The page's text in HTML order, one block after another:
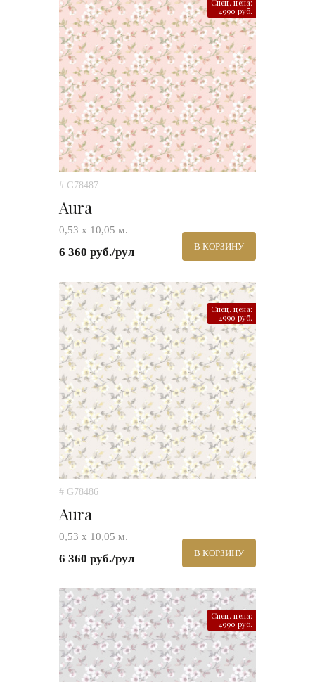
Спец. цена:
4990 руб.
# G78487
Aura
0,53 х 10,05 м.
6 360 руб./рул В КОРЗИНУ
Спец. цена:
4990 руб.
# G78486
Aura
0,53 х 10,05 м.
6 360 руб./рул В КОРЗИНУ
Спец. цена:
4990 руб.